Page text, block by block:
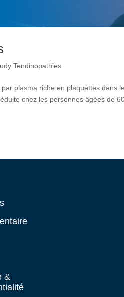
Tendinopathies
plasma riche en plaquettes dans
chez les personnes âgées de
&